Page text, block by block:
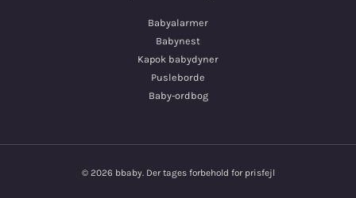
Babyalarmer
Babynest
Kapok babydyner
Pusleborde
Baby-ordbog
© 2026 bbaby. Der tages forbehold for prisfejl